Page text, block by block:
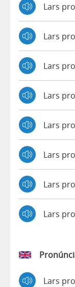
Lars
Lars
Lars
Lars
Lars
Lars
Lars
Lars
Lars